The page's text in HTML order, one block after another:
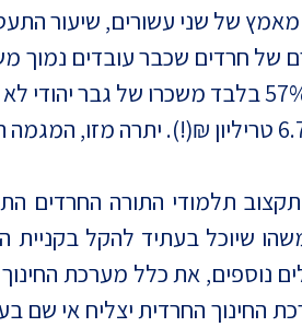
של שני עשורים, שיעור
יתרה מזו, גם שכרם של חרדים שכבר
גברים יהודים אחרים. בגלל רמת הכישורים וההשכלה הנמוכות, הוא עומד בממוצע
תמשך, לצד המגמות הדמוגרפיות, עד שנת 2060 אובדן התוצר של המשק הישראלי
תלמודי התורה החרדים
שיוכל בעתיד להקל
נוספים, את כלל מערכת
החינוך החרדית יצליח אי שם